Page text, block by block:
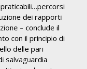
dei rapporti
– conclude il
con il principio di
delle pari
salvaguardia